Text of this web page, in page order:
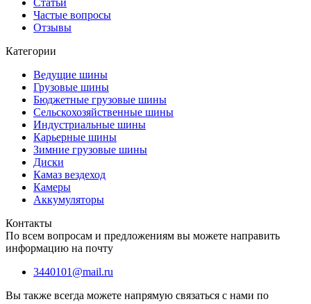
Статьи
Частые вопросы
Отзывы
Категории
Ведущие шины
Грузовые шины
Бюджетные грузовые шины
Сельскохозяйственные шины
Индустриальные шины
Карьерные шины
Зимние грузовые шины
Диски
Камаз вездеход
Камеры
Аккумуляторы
Контакты
По всем вопросам и предложениям вы можете направить
информацию на почту
3440101@mail.ru
Вы также всегда можете напрямую связаться с нами по